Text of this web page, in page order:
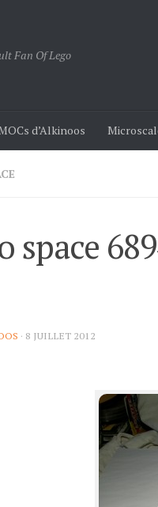
Fan Of Lego
d’Alkinoos
space
· 8 JUILLET 2012